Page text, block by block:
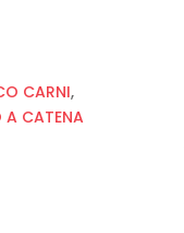
CARNI,
A CATENA